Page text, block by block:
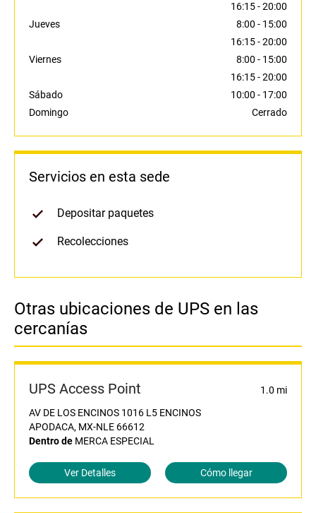
16:15-20:00
Jueves
8:00 - 15:00
16:15-20:00
Viernes
8:00 - 15:00
16:15-20:00
Sábado
10:00 - 17:00
Domingo
Cerrado
Servicios en esta sede
Depositar paquetes
Recolecciones
Otras ubicaciones de UPS en las
cercanías
UPS Access Point
1.0 mi
AV DE LOS ENCINOS 1016 L5 ENCINOS
APODACA, MX-NLE 66612
Dentro de MERCA ESPECIAL
Ver Detalles Cómo llegar